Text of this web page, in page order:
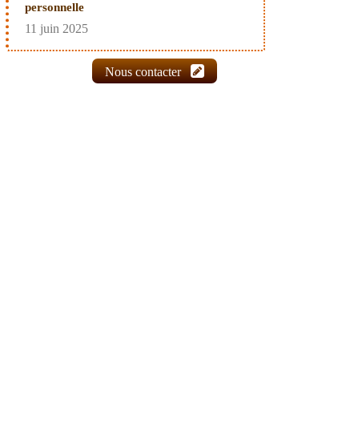
personnelle
11 juin 2025
Nous contacter